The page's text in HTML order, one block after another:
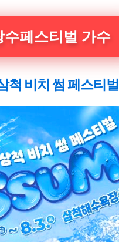
수페스티벌 가수
척 비치 썸 페스티벌